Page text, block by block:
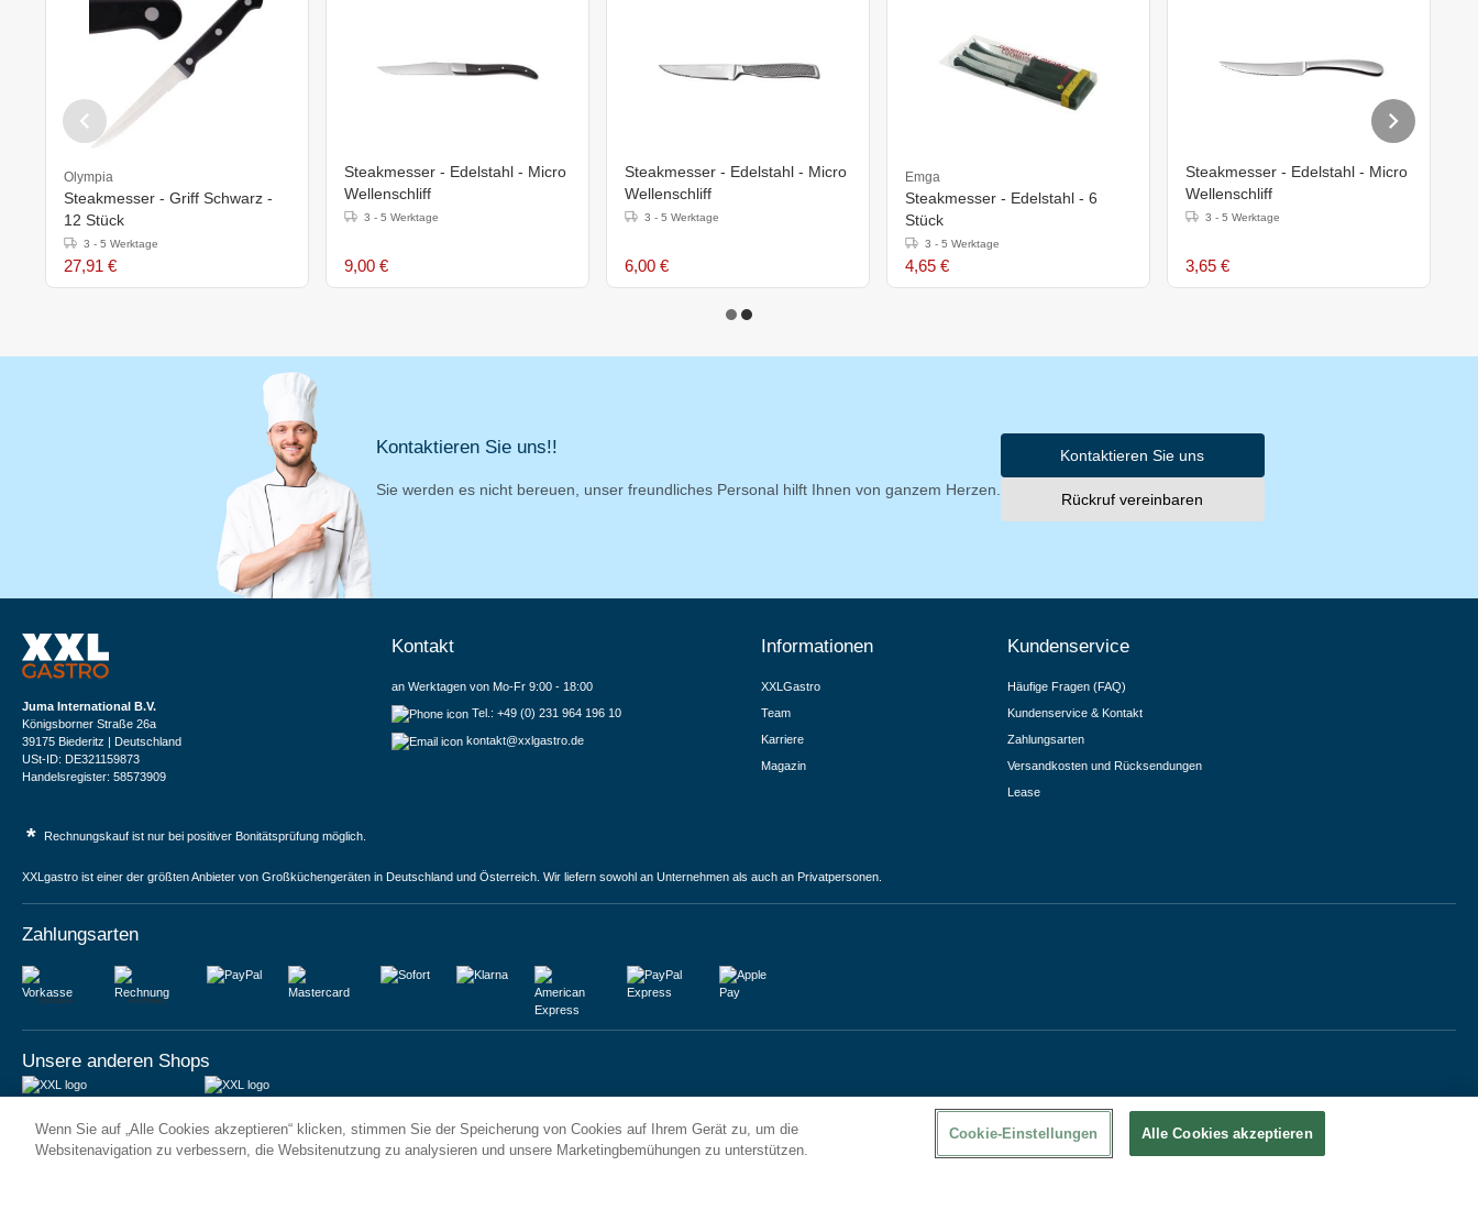
Olympia
Steakmesser - Griff Schwarz -
12 Stück
3 - 5 Werktage
27,91 €
Steakmesser - Edelstahl - Micro
Wellenschliff
3 - 5 Werktage
9,00 €
Steakmesser - Edelstahl - Micro
Wellenschliff
3 - 5 Werktage
6,00 €
Emga
Steakmesser - Edelstahl - 6
Stück
3 - 5 Werktage
4,65 €
Steakmesser - Edelstahl - Micro
Wellenschliff
3 - 5 Werktage
3,65 €
Kontaktieren Sie uns!!
Sie werden es nicht bereuen, unser freundliches Personal hilft Ihnen von ganzem Herzen.
Kontaktieren Sie uns
Rückruf vereinbaren
Juma International B.V.
Königsborner Straße 26a
39175 Biederitz | Deutschland
USt-ID: DE321159873
Handelsregister: 58573909
Kontakt
an Werktagen von Mo-Fr 9:00 - 18:00
Tel.: +49 (0) 231 964 196 10
kontakt@xxlgastro.de
Informationen
XXLGastro
Team
Karriere
Magazin
Kundenservice
Häufige Fragen (FAQ)
Kundenservice & Kontakt
Zahlungsarten
Versandkosten und Rücksendungen
Lease
* Rechnungskauf ist nur bei positiver Bonitätsprüfung möglich.
XXLgastro ist einer der größten Anbieter von Großküchengeräten in Deutschland und Österreich. Wir liefern sowohl an Unternehmen als auch an Privatpersonen.
Zahlungsarten
Vorkasse Rechnung
Unsere anderen Shops
6 Rue des Bateliers
92110 Clichy | France
Vrijheidweg 34
1521RR Wormerveer | Nederland
Wenn Sie auf „Alle Cookies akzeptieren“ klicken, stimmen Sie der Speicherung von Cookies auf Ihrem Gerät zu, um die
Websitenavigation zu verbessern, die Websitenutzung zu analysieren und unsere Marketingbemühungen zu unterstützen.
Cookie-Einstellungen Alle Cookies akzeptieren